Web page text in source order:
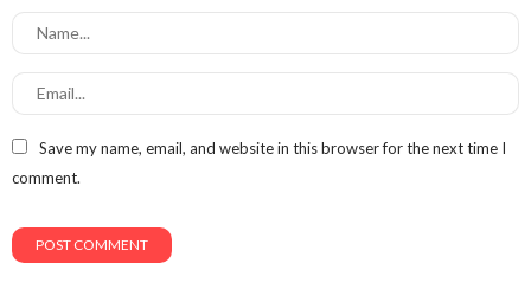
Save my name, email, and website in this browser for the next time I
comment.